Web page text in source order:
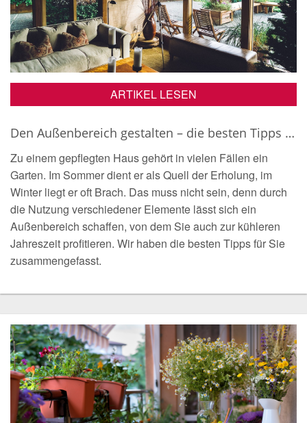
ARTIKEL LESEN
Den Außenbereich gestalten – die besten Tipps für einen Ruheort am Haus
Zu einem gepflegten Haus gehört in vielen Fällen ein
Garten. Im Sommer dient er als Quell der Erholung, im
Winter liegt er oft Brach. Das muss nicht sein, denn durch
die Nutzung verschiedener Elemente lässt sich ein
Außenbereich schaffen, von dem Sie auch zur kühleren
Jahreszeit profitieren. Wir haben die besten Tipps für Sie
zusammengefasst.